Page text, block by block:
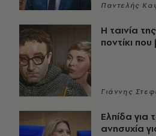
Παντελής
Η ταινία
ποντίκι
Γιάννης
Ελπίδα για
ανησυχία